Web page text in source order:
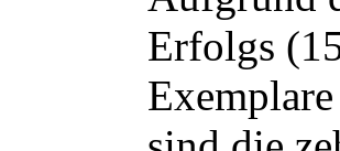
Erfolgs